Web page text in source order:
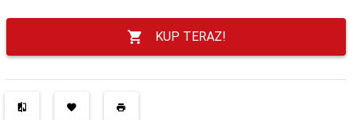
KUP TERAZ!